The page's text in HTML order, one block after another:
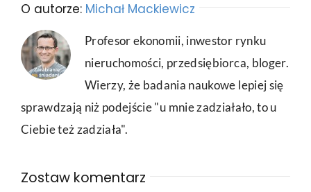
O autorze: Michał Mackiewicz
Profesor ekonomii, inwestor rynku
nieruchomości, przedsiębiorca, bloger.
Wierzy, że badania naukowe lepiej się
sprawdzają niż podejście "u mnie zadziałało, to u
Ciebie też zadziała".
Zostaw komentarz